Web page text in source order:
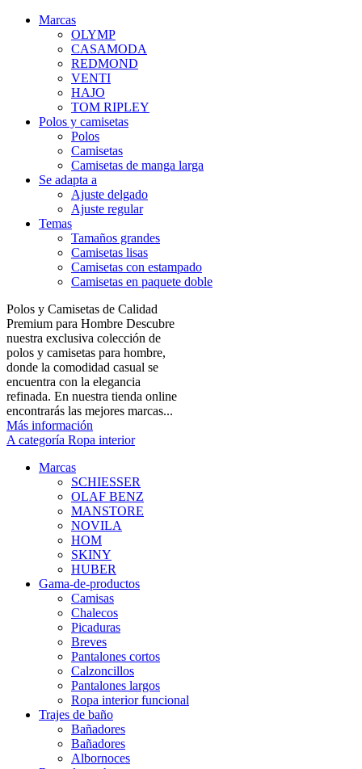
Marcas
OLYMP
CASAMODA
REDMOND
VENTI
HAJO
TOM RIPLEY
Polos y camisetas
Polos
Camisetas
Camisetas de manga larga
Se adapta a
Ajuste delgado
Ajuste regular
Temas
Tamaños grandes
Camisetas lisas
Camisetas con estampado
Camisetas en paquete doble
Polos y Camisetas de Calidad
Premium para Hombre Descubre
nuestra exclusiva colección de
polos y camisetas para hombre,
donde la comodidad casual se
encuentra con la elegancia
refinada. En nuestra tienda online
encontrarás las mejores marcas...
Más información
A categoría Ropa interior
Marcas
SCHIESSER
OLAF BENZ
MANSTORE
NOVILA
HOM
SKINY
HUBER
Gama-de-productos
Camisas
Chalecos
Picaduras
Breves
Pantalones cortos
Calzoncillos
Pantalones largos
Ropa interior funcional
Trajes de baño
Bañadores
Bañadores
Albornoces